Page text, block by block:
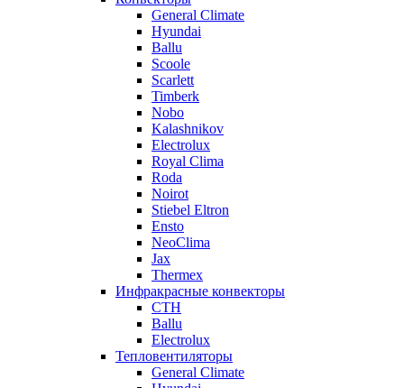
General Climate
Hyundai
Ballu
Scoole
Scarlett
Timberk
Nobo
Kalashnikov
Electrolux
Royal Clima
Roda
Noirot
Stiebel Eltron
Ensto
NeoClima
Jax
Thermex
Инфракрасные конвекторы
CTH
Ballu
Electrolux
Тепловентиляторы
General Climate